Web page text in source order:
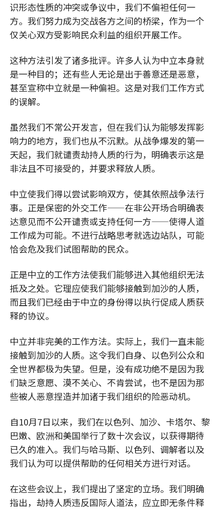
识形态性质的冲突或争议中，我们不偏袒任何一
方。我们努力成为交战各方之间的桥梁，作为一个
仅关心双方受影响民众利益的组织开展工作。
这种方法引发了诸多批评。许多人认为中立本身就
是一种目的；还有些人无论是出于善意还是恶意，
甚至宣称中立就是一种偏袒。这是对我们工作方式
的误解。
虽然我们不常公开发言，但在我们认为能够发挥影
响力的地方，我们也从不沉默。从战争爆发的第一
天起，我们就谴责劫持人质的行为，明确表示这是
非法且不可接受的，并要求释放人质。
中立使我们得以尝试影响双方，使其依照战争法行
事。正是保密的外交工作——在非公开场合明确表
达意见而不公开谴责或支持任何一方——使得人道
工作成为可能。不进行战略思考就选边站队，可能
恰会危及我们试图帮助的民众。
正是中立的工作方法使我们能够进入其他组织无法
抵及之处。它理应使我们能够接触到加沙的人质，
而且我们已经由于中立的身份得以执行促成人质获
释的协议。
中立并非完美的工作方法。实际上，我们一直未能
接触到加沙的人质。这令我们自身、以色列公众和
全世界都极为失望。但是，没有成功绝不是因为我
们缺乏意愿、漠不关心、不肯尝试，也不是因为那
些被人恶意捏造并加诸于我们组织的险恶动机。
自10月7日以来，我们在以色列、加沙、卡塔尔、黎
巴嫩、欧洲和美国举行了数十次会议，以获得期待
已久的准入。我们与哈马斯、以色列、调解者以及
我们认为可以提供帮助的任何相关方进行对话。
在这些会议上，我们提出了坚定的立场。我们明确
指出，劫持人质违反国际人道法，应立即无条件释